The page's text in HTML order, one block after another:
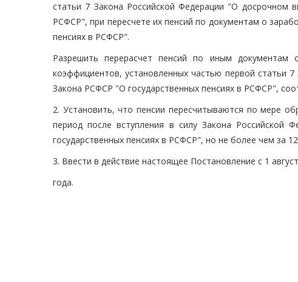
статьи 7 Закона Российской Федерации "О досрочном
РСФСР", при пересчете их пенсий по документам о
пенсиях в РСФСР".
Разрешить перерасчет пенсий по иным
коэффициентов, установленных частью первой статьи
Закона РСФСР "О государственных пенсиях в РСФСР",
2. Установить, что пенсии пересчитываются по мере
период после вступления в силу Закона
государственных пенсиях в РСФСР", но не более чем за
3. Ввести в действие настоящее Постановление с 1
года.